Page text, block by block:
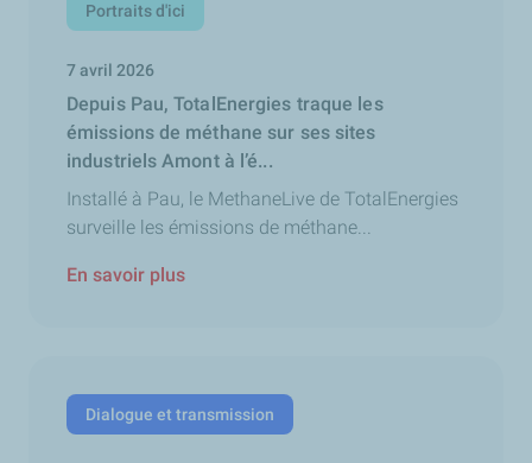
Portraits d'ici
7 avril 2026
Depuis Pau, TotalEnergies traque les
émissions de méthane sur ses sites
industriels Amont à l’é...
Installé à Pau, le MethaneLive de TotalEnergies
surveille les émissions de méthane...
En savoir plus
Dialogue et transmission